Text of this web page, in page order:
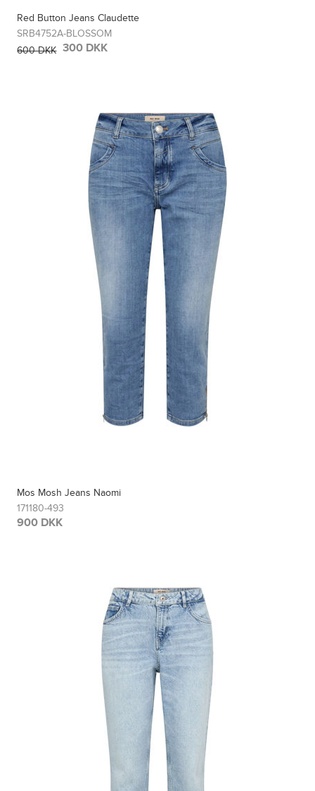
Red Button Jeans Claudette
SRB4752A-BLOSSOM
600 DKK 300 DKK
Mos Mosh Jeans Naomi
171180-493
900 DKK